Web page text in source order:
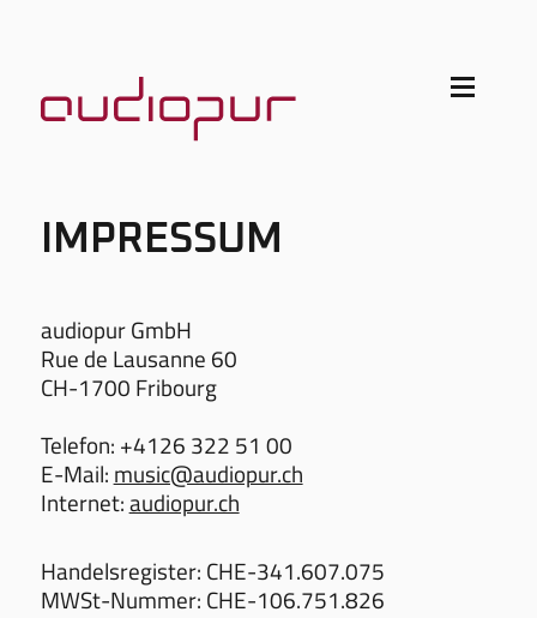
IMPRESSUM
audiopur GmbH
Rue de Lausanne 60
CH-1700 Fribourg
Telefon: +4126 322 51 00
E-Mail: music@audiopur.ch
Internet:audiopur.ch
Handelsregister: CHE-341.607.075
MWSt-Nummer: CHE-106.751.826